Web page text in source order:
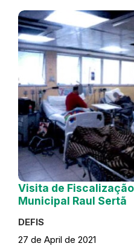
Visita de
Municipal Raul Sertã
DEFIS
27 de April de 2021